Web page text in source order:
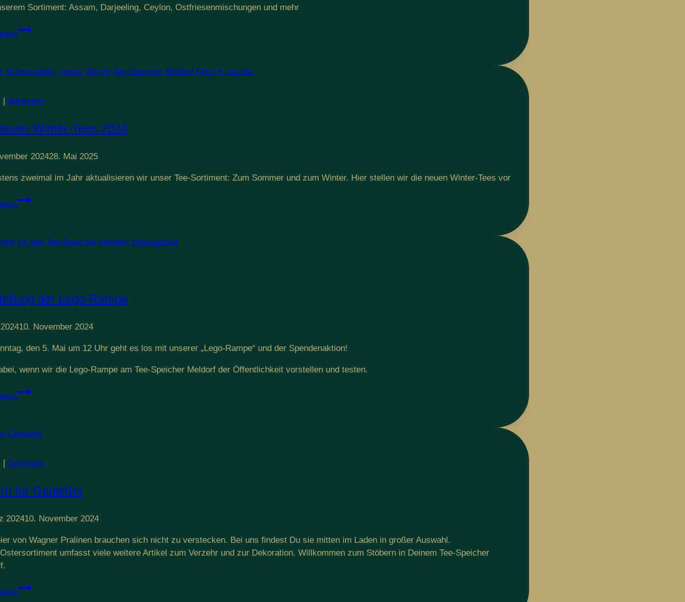
Sortiment: Assam, Darjeeling, Ceylon, Ostfriesenmischungen und mehr
Schwarzer
Tee
| Sortiment
Winter-Tees 2024
202428. Mai 2025
zweimal im Jahr aktualisieren wir unser Tee-Sortiment: Zum Sommer und zum Winter. Hier stellen wir die neuen Winter-Tees vor
Die
neuen
Tees
der Lego-Rampe
10. November 2024
den 5. Mai um 12 Uhr geht es los mit unserer „Lego-Rampe“ und der Spendenaktion!
wenn wir die Lego-Rampe am Tee-Speicher Meldorf der Öffentlichkeit vorstellen und testen.
Vorstellung
der
Rampe
| Sortiment
für Genießer
202410. November 2024
von Wagner Pralinen brauchen sich nicht zu verstecken. Bei uns findest Du sie mitten im Laden in großer Auswahl.
umfasst viele weitere Artikel zum Verzehr und zur Dekoration. Willkommen zum Stöbern in Deinem Tee-Speicher
Ostern
für